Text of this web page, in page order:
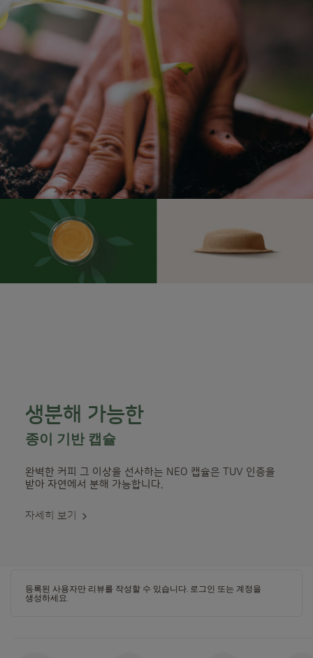
생분해 가능한
종이 기반 캡슐
완벽한 커피 그 이상을 선사하는 NEO 캡슐은 TUV 인증을
받아 자연에서 분해 가능합니다.
자세히 보기
등록된 사용자만 리뷰를 작성할 수 있습니다. 로그인 또는 계정을
생성하세요